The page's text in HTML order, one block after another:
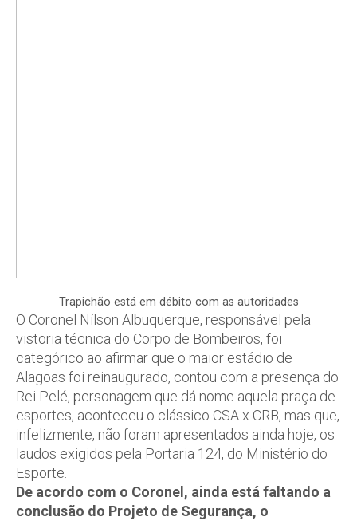
Trapichão está em débito com as autoridades
O Coronel Nílson Albuquerque, responsável pela
vistoria técnica do Corpo de Bombeiros, foi
categórico ao afirmar que o maior estádio de
Alagoas foi reinaugurado, contou com a presença do
Rei Pelé, personagem que dá nome aquela praça de
esportes, aconteceu o clássico CSA x CRB, mas que,
infelizmente, não foram apresentados ainda hoje, os
laudos exigidos pela Portaria 124, do Ministério do
Esporte.
De acordo com o Coronel, ainda está faltando a
conclusão do Projeto de Segurança, o